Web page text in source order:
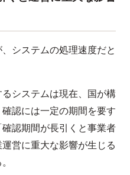
システムの処理速度だと
システムは現在、国が構
認には一定の期間を要す
認期間が長引くと事業者
営に重大な影響が生じる